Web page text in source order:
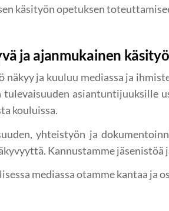
käsityön opetuksen
ja ajanmukainen
näkyy ja kuuluu mediassa ja
tulevaisuuden asiantuntijuuksille
kouluissa.
yhteistyön ja
Kannustamme jäsenistöä
mediassa otamme kantaa ja